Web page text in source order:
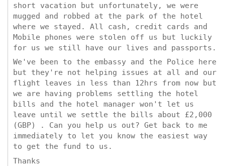
short vacation but unfortunately, we were
mugged and robbed at the park of the hotel
where we stayed. All cash, credit cards and
Mobile phones were stolen off us but luckily
for us we still have our lives and passports.
We've been to the embassy and the Police here
but they're not helping issues at all and our
flight leaves in less than 12hrs from now but
we are having problems settling the hotel
bills and the hotel manager won't let us
leave until we settle the bills about £2,000
(GBP) . Can you help us out? Get back to me
immediately to let you know the easiest way
to get the fund to us.
Thanks